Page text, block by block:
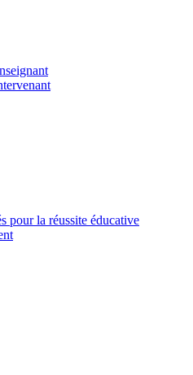
pour la réussite éducative